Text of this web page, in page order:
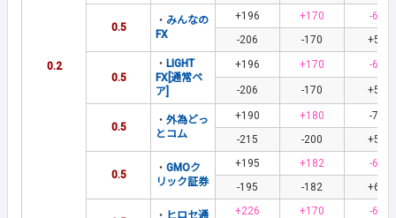
0.2
0.5
・ みんなの
FX
+196 +170
-60
-206
-170 +59
0.5
・ LIGHT
FX[通常ペ
ア]
+196 +170 -60
-206 -170 +59
0.5
・ 外為どっ
とコム
+190 +180
-75
-215
-200 +59
0.5
・ GMOク
リック証券
+195 +182
-64
-195
-182 +64
+226 +170
-61